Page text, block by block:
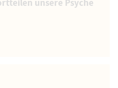
unsere Psyche